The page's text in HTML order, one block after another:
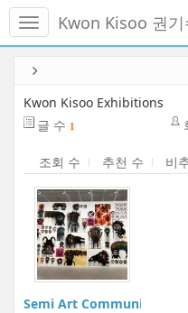
메
토
Kwon Kisoo 권기
Kwon Kisoo Exhibitions
글 수 1
조회 수 추천 수 비
Semi Art Community